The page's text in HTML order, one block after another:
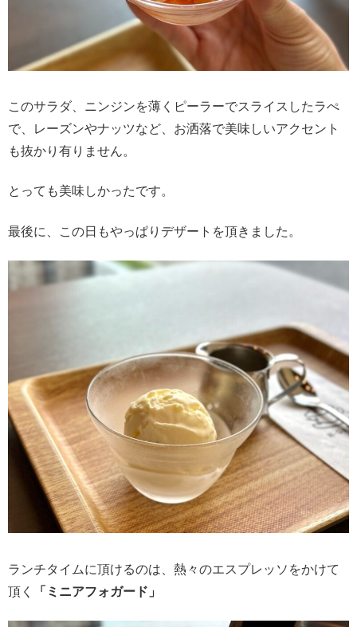
このサラダ、ニンジンを薄くピーラーでスライスしたラぺ
で、レーズンやナッツなど、お洒落で美味しいアクセント
も抜かり有りません。
とっても美味しかったです。
最後に、この日もやっぱりデザートを頂きました。
ランチタイムに頂けるのは、熱々のエスプレッソをかけて
頂く
「ミニアフォガード」